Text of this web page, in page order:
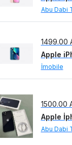
Abu Dabi
1499.00
Apple
İmobile
1500.00
Apple
Abu Dabi